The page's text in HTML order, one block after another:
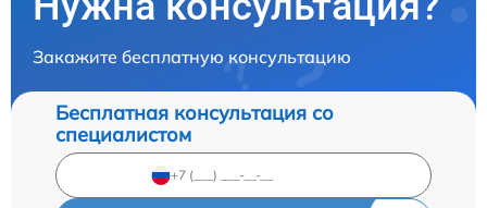
Закажите бесплатную консультацию
Бесплатная консультация со
специалистом